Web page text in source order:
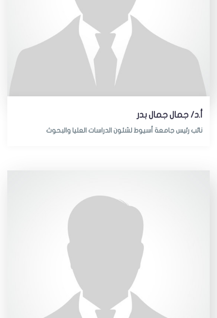
أ.د/ جمال جمال بدر
نائب رئيس جامعة أسيوط لشئون الدراسات العليا والبحوث